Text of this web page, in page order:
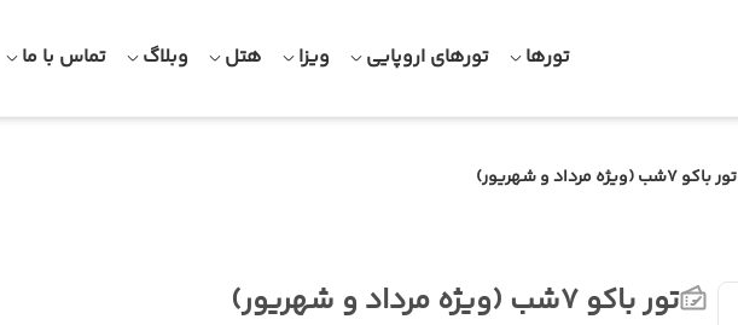
تورها تورهای اروپایی ویزا هتل وبلاگ تماس با ما
تور باکو 7شب (ویژه مرداد و شهریور)
تور باکو 7شب (ویژه مرداد و شهریور)